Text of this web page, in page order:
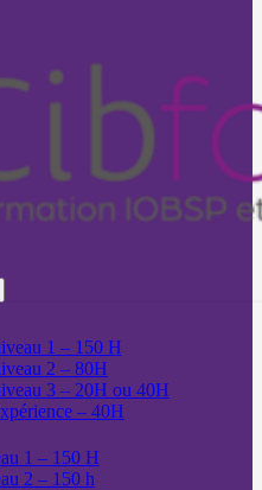
1 – 150 H
2 – 80H
3 – 20H ou 40H
– 40H
1 – 150 H
2 – 150 h